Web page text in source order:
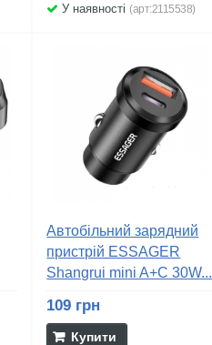
У наявності(арт:2115538)
Автобільний зарядний
пристрій ESSAGER
Shangrui mini A+C 30W...
109 грн
Купити